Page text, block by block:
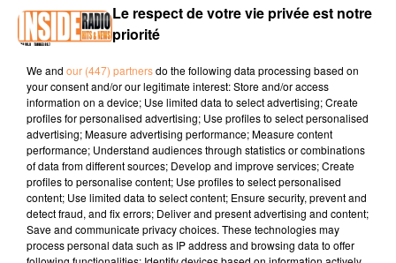
destinées à l´usage exclusif des membres et des services de
l´éditeur du site.
formulaires en ligne sont obligatoires. A noter que si leur
saisie est erronée, les informations ne sont pas envoyées.
Conformément à la loi « Informatique et Liberté » du 6
janvier 1978, modifiée par la loi du 6 août 2004 (articles 38 à
43 de la loi n° 78-17 du 6 janvier 1978 relative à l
´informatique, aux fichiers et aux libertés), vous pouvez
exercer votre droit d´accès aux informations et le cas
échéant votre droit de rectification ou de retrait des
informations vous concernant en nous écrivant .
Le respect de votre vie privée est notre
priorité
We and our (447) partnersdo the following data processing based on
your consent and/or our legitimate interest: Store and/or access
information on a device; Use limited data to select advertising; Create
profiles for personalised advertising; Use profiles to select personalised
advertising; Measure advertising performance; Measure content
performance; Understand audiences through statistics or combinations
of data from different sources; Develop and improve services; Create
profiles to personalise content; Use profiles to select personalised
content; Use limited data to select content; Ensure security, prevent and
detect fraud, and fix errors; Deliver and present advertising and content;
Save and communicate privacy choices. These technologies may
process personal data such as IP address and browsing data to offer